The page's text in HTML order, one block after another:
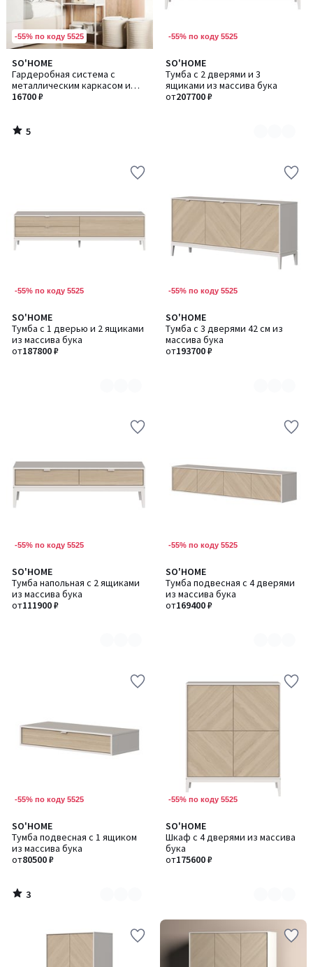
-55% по коду 5525
SO'HOME
Гардеробная система с
металлическим каркасом и
полками
16700 ₽
5
/
5
5
/
-55% по коду 5525
SO'HOME
Тумба с 2 дверями и 3
ящиками из массива бука
от207700 ₽
Количество
цветов:
2
-55% по коду 5525
SO'HOME
Тумба с 1 дверью и 2 ящиками
из массива бука
от187800 ₽
Количество
цветов:
2
-55% по коду 5525
SO'HOME
Тумба с 3 дверями 42 см из
массива бука
от193700 ₽
Количество
цветов:
2
-55% по коду 5525
SO'HOME
Тумба напольная с 2 ящиками
из массива бука
от111900 ₽
Количество
цветов:
2
-55% по коду 5525
SO'HOME
Тумба подвесная с 4 дверями
из массива бука
от169400 ₽
Количество
цветов:
2
-55% по коду 5525
SO'HOME
Тумба подвесная с 1 ящиком
из массива бука
от80500 ₽
3
/
5
Количество
цветов:
2
3
/
-55% по коду 5525
SO'HOME
Шкаф с 4 дверями из массива
бука
от175600 ₽
Количество
цветов:
2